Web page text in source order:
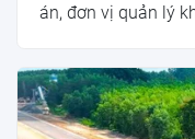
án, đơn vị quản lý